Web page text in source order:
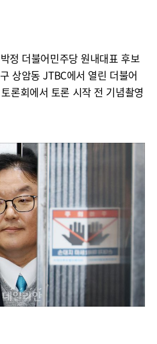
정 더불어민주당 원내대표 후보
상암동 JTBC에서 열린 더불어
론회에서 토론 시작 전 기념촬영